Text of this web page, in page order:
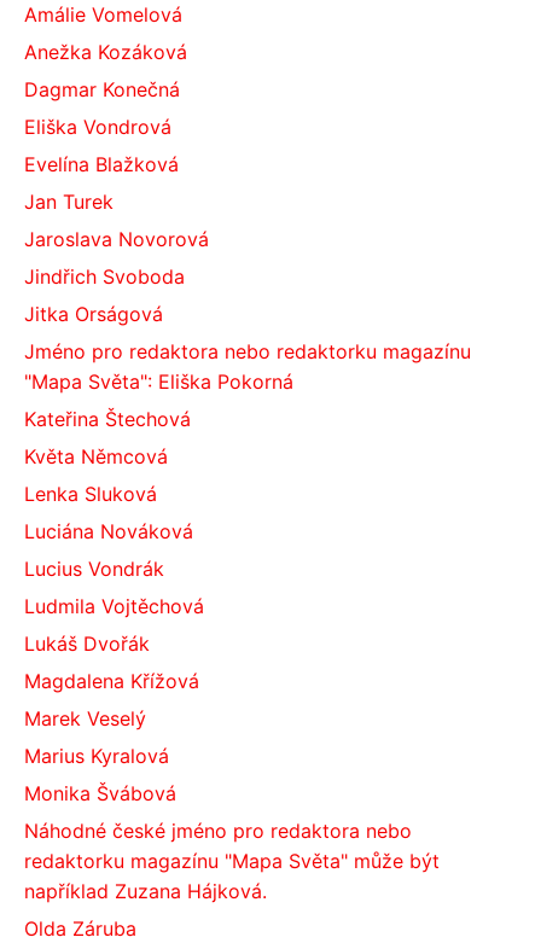
Amálie Vomelová
Anežka Kozáková
Dagmar Konečná
Eliška Vondrová
Evelína Blažková
Jan Turek
Jaroslava Novorová
Jindřich Svoboda
Jitka Orságová
Jméno pro redaktora nebo redaktorku magazínu
"Mapa Světa": Eliška Pokorná
Kateřina Štechová
Květa Němcová
Lenka Sluková
Luciána Nováková
Lucius Vondrák
Ludmila Vojtěchová
Lukáš Dvořák
Magdalena Křížová
Marek Veselý
Marius Kyralová
Monika Švábová
Náhodné české jméno pro redaktora nebo
redaktorku magazínu "Mapa Světa" může být
například Zuzana Hájková.
Olda Záruba